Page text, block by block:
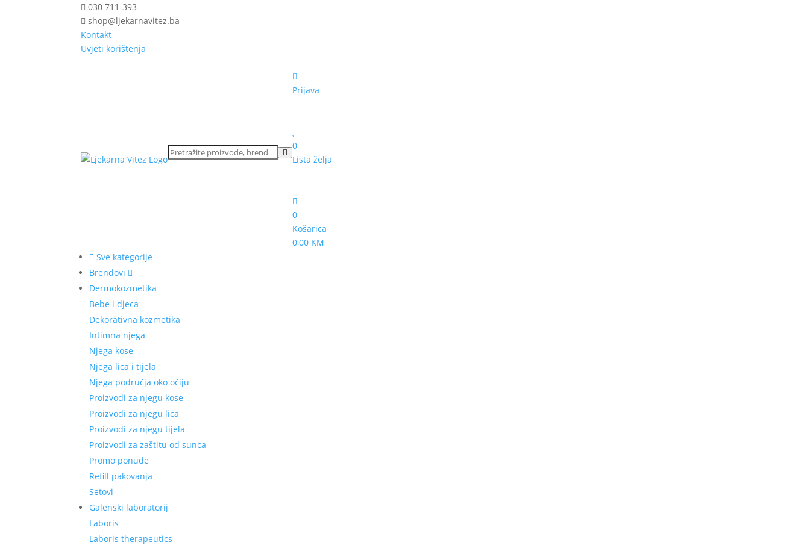
030 711-393
shop@ljekarnavitez.ba
Kontakt
Uvjeti korištenja
Prijava
0
Lista želja
0
Košarica
0,00 KM
Sve kategorije
Brendovi
Dermokozmetika
Bebe i djeca
Dekorativna kozmetika
Intimna njega
Njega kose
Njega lica i tijela
Njega područja oko očiju
Proizvodi za njegu kose
Proizvodi za njegu lica
Proizvodi za njegu tijela
Proizvodi za zaštitu od sunca
Promo ponude
Refill pakovanja
Setovi
Galenski laboratorij
Laboris
Laboris therapeutics